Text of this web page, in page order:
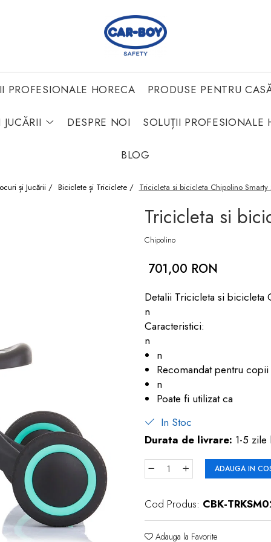
PROFESIONALE HORECA PRODUSE PENTRU
JUCĂRII DESPRE NOI SOLUȚII PROFESIONALE
BLOG
și Jucării / Biciclete și Triciclete / Tricicleta si bicicleta Chipolino
Tricicleta si
Chipolino
701,00 RON
Detalii Tricicleta si bicicleta
n
Caracteristici:
n
n
Recomandat pentru
n
Poate fi utilizat ca
In Stoc
Durata de livrare: 1-5 zile
ADAUGA IN
Cod Produs: CBK-
Adauga la Favorite